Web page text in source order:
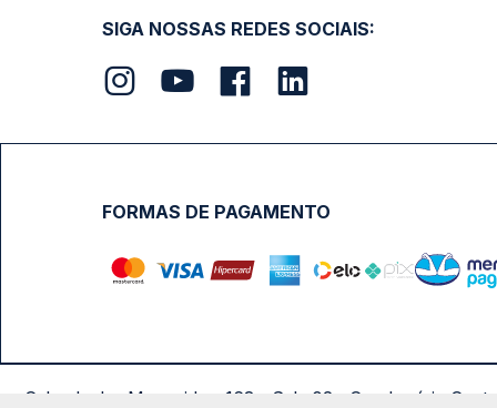
SIGA NOSSAS REDES SOCIAIS:
FORMAS DE PAGAMENTO
Calçada das Margaridas, 163 - Sala 02 - Condomínio